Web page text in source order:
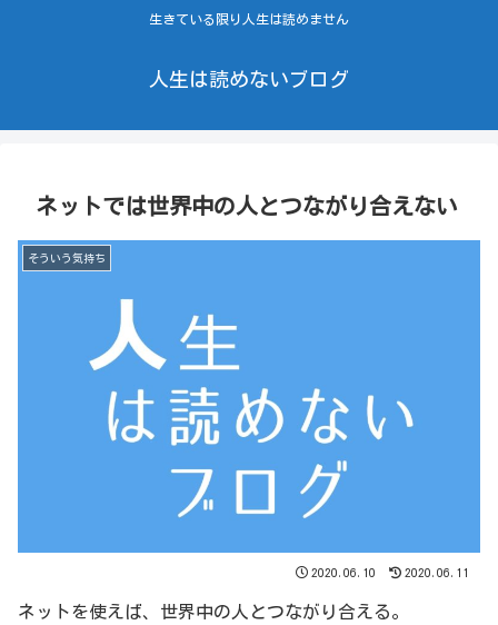
生きている限り人生は読めません
人生は読めないブログ
ネットでは世界中の人とつながり合えない
そういう気持ち
2020.06.10 2020.06.11
ネットを使えば、世界中の人とつながり合える。